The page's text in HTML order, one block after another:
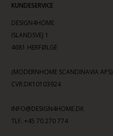
KUNDESERVICE
DESIGN4HOME
ISLANDSVEJ 1
4681 HERFØLGE
(MODERNHOME SCANDINAVIA APS)
CVR:DK10103924
INFO@DESIGN4HOME.DK
TLF. +45 70 270 774